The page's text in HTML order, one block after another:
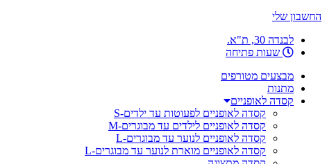
החשבון שלי
לבנדה 30, ת"א.
שעות פתיחה
מבצעים מטורפים
מתנות
קסדה לאופניים
קסדה לאופניים לפעוטות עד ילדים-S
קסדה לאופניים לילדים עד מבוגרים-M
קסדה לאופניים לנוער עד מבוגרים-L
קסדה לאופניים מוארת לנוער עד מבוגרים-L